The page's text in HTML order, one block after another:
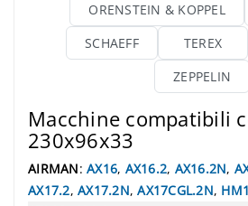
ORENSTEIN & KOPPEL
SCHAEFF
TEREX
ZEPPELIN
Macchine compatibili
230x96x33
AIRMAN: AX16, AX16.2, AX16.2N,
AX17.2, AX17.2N,AX17CGL.2N,